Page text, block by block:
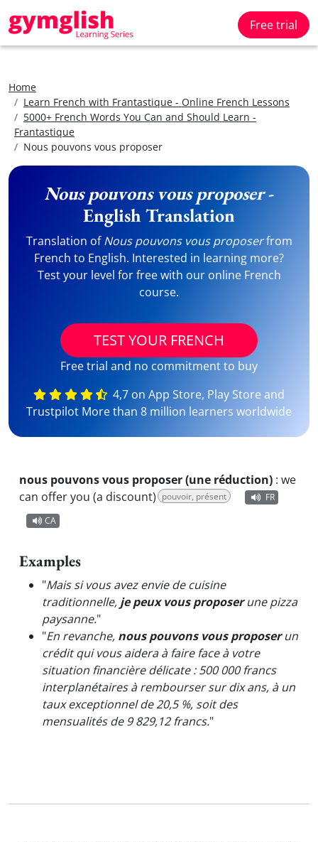
Free trial
Home
Learn French with Frantastique - Online French Lessons
5000+ French Words You Can and Should Learn -
Frantastique
Nous pouvons vous proposer
Nous pouvons vous proposer-
English Translation
Translation ofNous pouvons vous proposerfrom
French to English. Interested in learning more?
Test your level for free with our online French
course.
TEST YOUR FRENCH
Free trial and no commitment to buy
4,7 on App Store, Play Store and
Trustpilot More than 8 million learners worldwide
nous pouvons vous proposer (une réduction) : we
can offer you (a discount) pouvoir, présent
FR
CA
Examples
"Mais si vous avez envie de cuisine
traditionnelle, je peux vous proposerune pizza
paysanne."
"En revanche, nous pouvons vous proposerun
crédit qui vous aidera à faire face à votre
situation financière délicate : 500 000 francs
interplanétaires à rembourser sur dix ans, à un
taux exceptionnel de 20,5 %, soit des
mensualités de 9 829,12 francs."